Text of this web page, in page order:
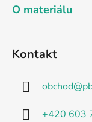
O materiálu
Kontakt
obchod@
+420 603